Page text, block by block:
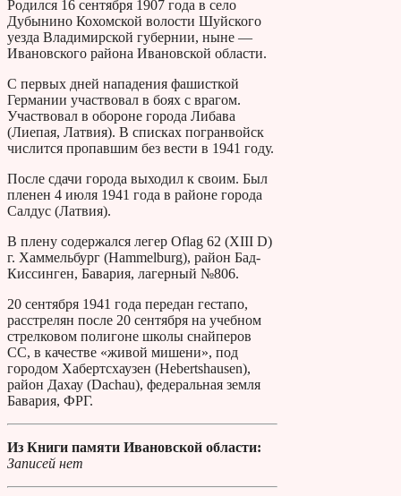
Родился 16 сентября 1907 года в село
Дубынино Кохомской волости Шуйского
уезда Владимирской губернии, ныне —
Ивановского района Ивановской области.
С первых дней нападения фашисткой
Германии участвовал в боях с врагом.
Участвовал в обороне города Либава
(Лиепая, Латвия). В списках погранвойск
числится пропавшим без вести в 1941 году.
После сдачи города выходил к своим. Был
пленен 4 июля 1941 года в районе города
Салдус (Латвия).
В плену содержался легер Oflag 62 (XIII D)
г. Хаммельбург (Hammelburg), район Бад-
Киссинген, Бавария, лагерный №806.
20 сентября 1941 года передан гестапо,
расстрелян после 20 сентября на учебном
стрелковом полигоне школы снайперов
СС, в качестве «живой мишени», под
городом Хабертсхаузен (Hebertshausen),
район Дахау (Dachau), федеральная земля
Бавария, ФРГ.
Из Книги памяти Ивановской области:
Записей нет